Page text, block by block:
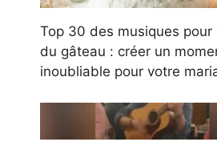
Top 30 des musiques pour
du gâteau : créer un
inoubliable pour votre